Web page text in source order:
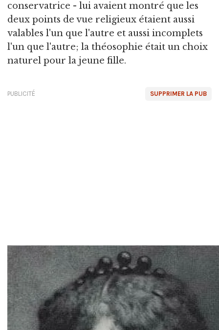
conservatrice - lui avaient montré que les
deux points de vue religieux étaient aussi
valables l'un que l'autre et aussi incomplets
l'un que l'autre; la théosophie était un choix
naturel pour la jeune fille.
SUPPRIMER LA PUB
PUBLICITÉ